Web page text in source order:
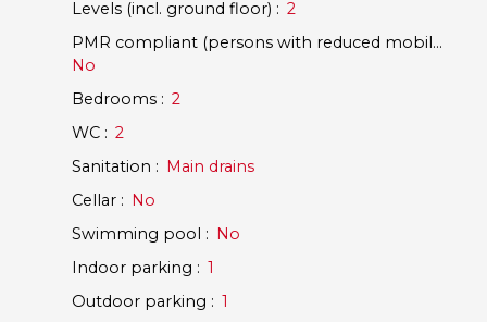
Levels (incl. ground floor) : 2
PMR compliant (persons with reduced mobility)
No
Bedrooms : 2
WC : 2
Sanitation : Main drains
Cellar : No
Swimming pool : No
Indoor parking : 1
Outdoor parking : 1